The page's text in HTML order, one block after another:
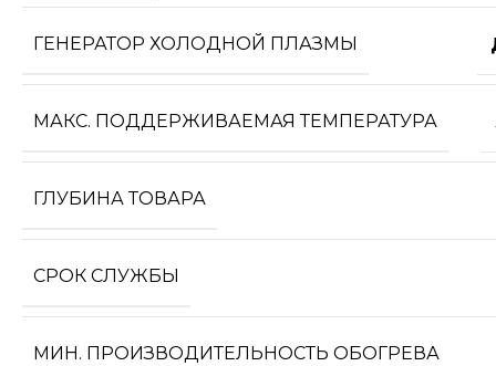
ГЕНЕРАТОР ХОЛОДНОЙ ПЛАЗМЫ
МАКС. ПОДДЕРЖИВАЕМАЯ ТЕМПЕРАТУРА
ГЛУБИНА ТОВАРА
СРОК СЛУЖБЫ
МИН. ПРОИЗВОДИТЕЛЬНОСТЬ ОБОГРЕВА